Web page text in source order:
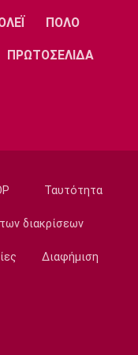
στο
του στη
ΠΟΛΟ
ΠΡΩΤΟΣΕΛΙΔΑ
Ταυτότητα
διακρίσεων
Διαφήμιση